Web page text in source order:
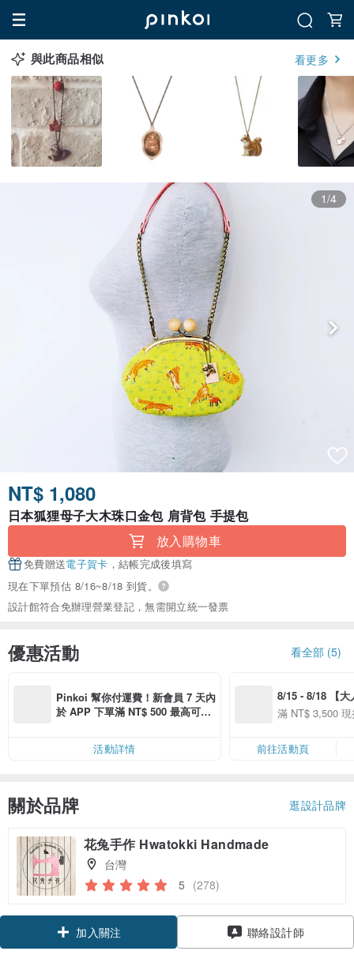
與此商品相似 看更多
1/4
NT$ 1,080
日本狐狸母子大木珠口金包 肩背包 手提包
放入購物車
免費贈送電子賀卡 ，結帳完成後填寫
現在下單預估 8/16~8/18 到貨。
設計館符合免辦理營業登記，無需開立統一發票
優惠活動 看全部 (5)
Pinkoi 幫你付運費！新會員 7 天內
於 APP 下單滿 NT$ 500 最高可折
活動詳情
8/15 - 8/18 【大
季】滿
滿 NT$ 3,500
前往活動頁
關於品牌 逛設計品牌
花兔手作 Hwatokki Handmade
台灣
5 (278)
加入關注
聯絡設計師